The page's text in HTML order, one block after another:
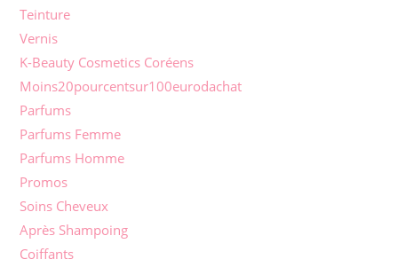
Teinture
Vernis
K-Beauty Cosmetics Coréens
Moins20pourcentsur100eurodachat
Parfums
Parfums Femme
Parfums Homme
Promos
Soins Cheveux
Après Shampoing
Coiffants